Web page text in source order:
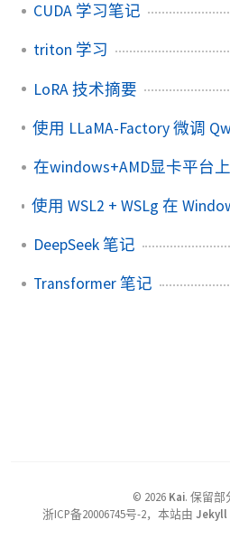
CUDA 学习笔记
triton 学习
LoRA 技术摘要
DeepSeek 笔记
Transformer 笔记
© 2026 Kai. 保留部
浙ICP备20006745号-2，本站由 Jekyll